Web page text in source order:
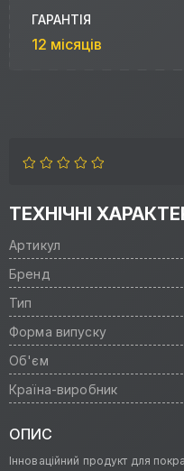
ТЕХНІЧНІ
Артикул
Бренд
Тип
Форма випуску
Об'єм
Країна-виробник
ГАРАНТІЯ
12 місяців
ОПИС
Інноваційний продукт для